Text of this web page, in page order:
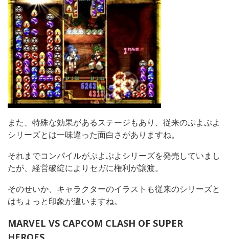
また、特殊な効果があるステージもあり、従来のぷよぷよ
シリーズとは一味違った面白さがありますね。
それまでコンパイルがぷよぷよシリーズを発売していまし
たが、経営破綻によりセガに権利が譲渡。
そのせいか、キャラクターのイラストも従来のシリーズと
はちょっと印象が違いますね。
MARVEL VS CAPCOM CLASH OF SUPER